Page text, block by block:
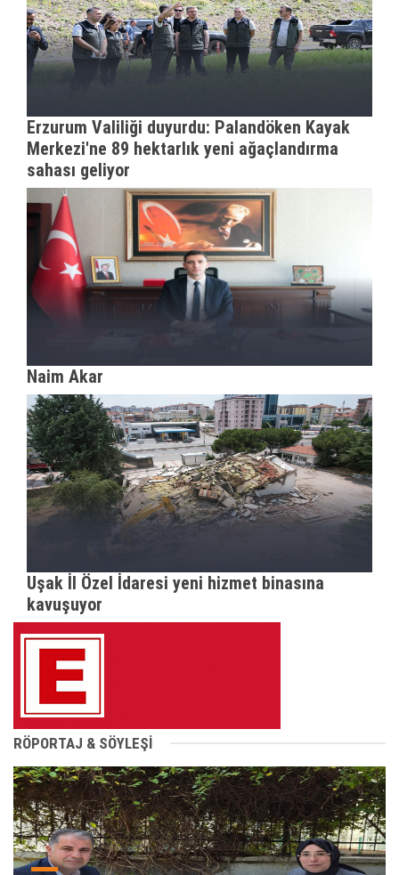
Erzurum Valiliği duyurdu: Palandöken Kayak
Merkezi'ne 89 hektarlık yeni ağaçlandırma
sahası geliyor
Naim Akar
Uşak İl Özel İdaresi yeni hizmet binasına
kavuşuyor
RÖPORTAJ & SÖYLEŞİ